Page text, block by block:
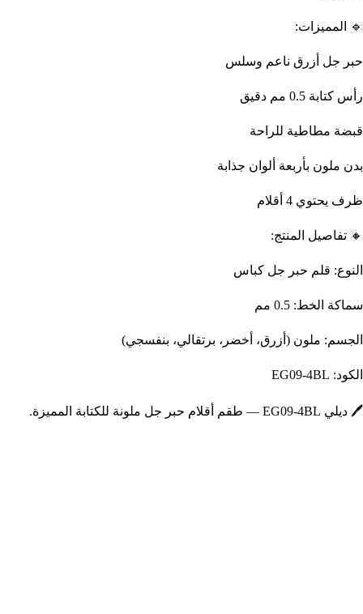
🔹 المميزات:
حبر جل أزرق ناعم وسلس
رأس كتابة 0.5 مم دقيق
قبضة مطاطية للراحة
بدن ملون بأربعة ألوان جذابة
ظرف يحتوي 4 أقلام
🔸 تفاصيل المنتج:
النوع: قلم حبر جل كباس
سماكة الخط: 0.5 مم
الجسم: ملون (أزرق، أخضر، برتقالي، بنفسجي)
الكود: EG09-4BL
🖊️ ديلي EG09-4BL — طقم أقلام حبر جل ملونة للكتابة المميزة.